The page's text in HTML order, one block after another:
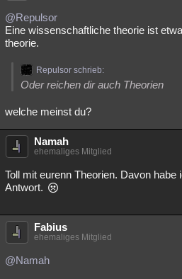
@Repulsor
Eine wissenschaftliche theorie ist
theorie.
Repulsor schrieb:
Oder reichen dir auch Theorien
welche meinst du?
Namah
ehemaliges Mitglied
Toll mit eurenn Theorien. Davon
Antwort.
Fabius
ehemaliges Mitglied
@Namah